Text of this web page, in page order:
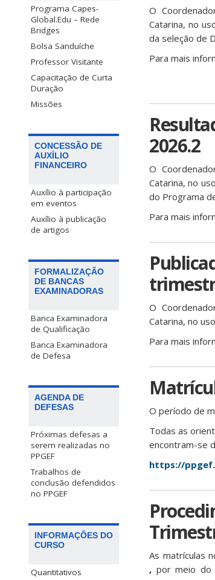
Programa Capes-
Global.Edu – Rede
Bridges
Bolsa Sanduíche
Professor Visitante
Capacitação de Curta
Duração
Missões
CONCESSÃO DE
AUXÍLIO
FINANCEIRO
Auxílio à participação
em eventos
Auxílio à publicação
de artigos
FORMALIZAÇÃO
DE BANCAS
EXAMINADORAS
Banca Examinadora
de Qualificação
Banca Examinadora
de Defesa
AGENDA DE
DEFESAS
Próximas defesas a
serem realizadas no
PPGEF
Trabalhos de
conclusão defendidos
no PPGEF
INFORMAÇÕES DO
CURSO
Quantitativos
O
Catarina, no
da seleção de
Para mais
2026.2
O
Catarina, no
do Programa
Para mais
O
Catarina, no
Para mais
O período de
Todas as
encontram-se
https://
As matrículas
, por meio do